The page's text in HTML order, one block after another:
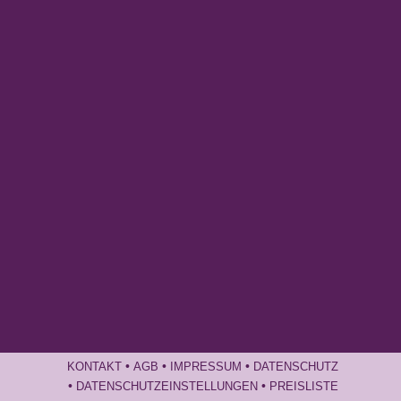
KONTAKT • AGB • IMPRESSUM • DATENSCHUTZ
• DATENSCHUTZEINSTELLUNGEN • PREISLISTE